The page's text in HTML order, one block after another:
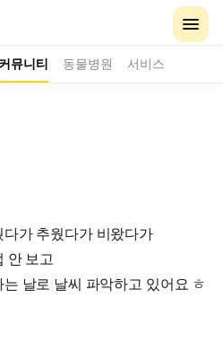
커뮤니티 동물병원 서비스
가 추웠다가 비왔다가
안 보고
날로 날씨 파악하고 있어요 ㅎ